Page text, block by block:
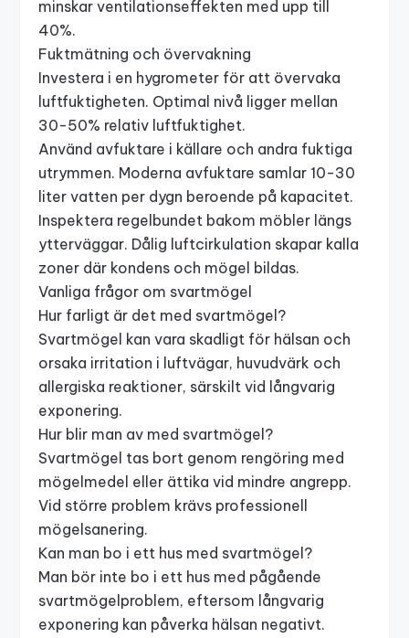
minskar ventilationseffekten med upp till
40%.
Fuktmätning och övervakning
Investera i en hygrometer för att övervaka
luftfuktigheten. Optimal nivå ligger mellan
30-50% relativ luftfuktighet.
Använd avfuktare i källare och andra fuktiga
utrymmen. Moderna avfuktare samlar 10-30
liter vatten per dygn beroende på kapacitet.
Inspektera regelbundet bakom möbler längs
ytterväggar. Dålig luftcirkulation skapar kalla
zoner där kondens och mögel bildas.
Vanliga frågor om svartmögel
Hur farligt är det med svartmögel?
Svartmögel kan vara skadligt för hälsan och
orsaka irritation i luftvägar, huvudvärk och
allergiska reaktioner, särskilt vid långvarig
exponering.
Hur blir man av med svartmögel?
Svartmögel tas bort genom rengöring med
mögelmedel eller ättika vid mindre angrepp.
Vid större problem krävs professionell
mögelsanering.
Kan man bo i ett hus med svartmögel?
Man bör inte bo i ett hus med pågående
svartmögelproblem, eftersom långvarig
exponering kan påverka hälsan negativt.